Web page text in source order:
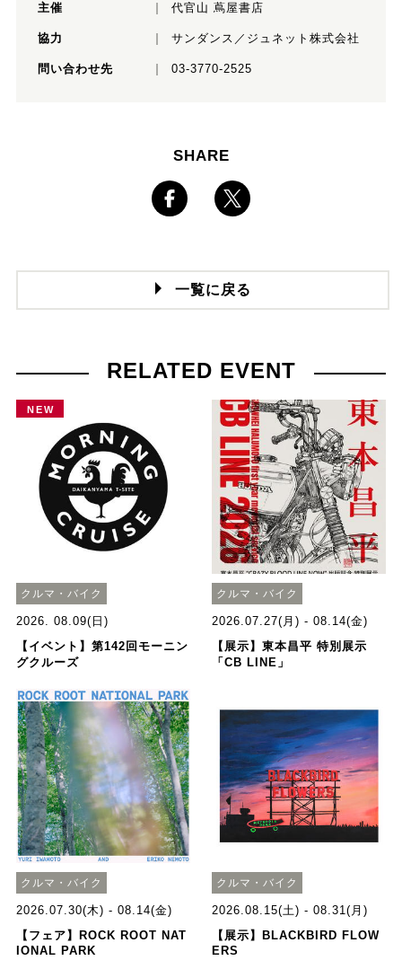
主催 代官山 蔦屋書店
協力 サンダンス／ジュネット株式会社
問い合わせ先 03-3770-2525
SHARE
一覧に戻る
RELATED EVENT
NEW
クルマ・バイク
2026. 08.09(日)
【イベント】第142回モーニン
グクルーズ
クルマ・バイク
2026.07.27(月) - 08.14(金)
【展示】東本昌平 特別展示
「CB LINE」
クルマ・バイク
2026.07.30(木) - 08.14(金)
【フェア】ROCK ROOT NAT
IONAL PARK
クルマ・バイク
2026.08.15(土) - 08.31(月)
【展示】BLACKBIRD FLOW
ERS